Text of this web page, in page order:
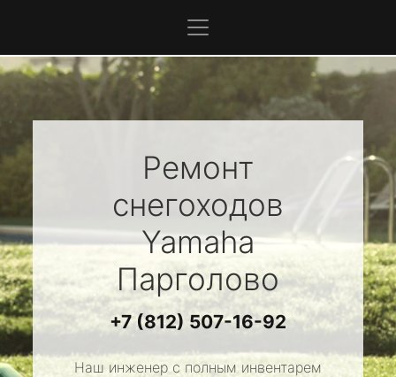
Ремонт
снегоходов
Yamaha
Парголово
+7 (812) 507-16-92
Наш инженер с полным инвентарем